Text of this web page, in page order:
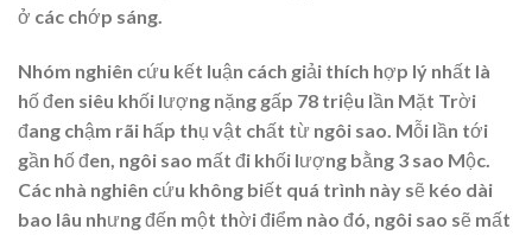
ở các chớp sáng.
Nhóm nghiên cứu kết luận cách giải thích hợp lý nhất là
hố đen siêu khối lượng nặng gấp 78 triệu lần Mặt Trời
đang chậm rãi hấp thụ vật chất từ ngôi sao. Mỗi lần tới
gần hố đen, ngôi sao mất đi khối lượng bằng 3 sao Mộc.
Các nhà nghiên cứu không biết quá trình này sẽ kéo dài
bao lâu nhưng đến một thời điểm nào đó, ngôi sao sẽ mất